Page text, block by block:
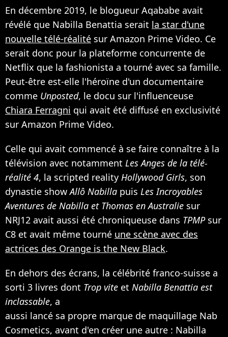
En décembre 2019, le blogueur Aqababe avait
révélé que Nabilla Benattia serait la star d'une
nouvelle télé-réalité sur Amazon Prime Video. Ce
serait donc pour la plateforme concurrente de
Netflix que la fashionista a tourné avec sa famille.
Peut-être est-elle l'héroïne d'un documentaire
comme Unposted, le docu sur l'influenceuse
Chiara Ferragni qui avait été diffusé en exclusivité
sur Amazon Prime Video.
Celle qui avait commencé à se faire connaître à la
télévision avec notamment Les Anges de la télé-
réalité 4, la scripted reality Hollywood Girls, son
dynastie showAllô Nabilla puis Les Incroyables
Aventures de Nabilla et Thomas en Australie sur
NRJ12 avait aussi été chroniqueuse dans TPMPsur
C8 et avait même tourné une scène avec des
actrices des Orange is the New Black.
En dehors des écrans, la célébrité franco-suisse a
sorti 3 livres dont Trop vite et Nabilla Benattia est
inclassable, a
aussi lancé sa propre marque de maquillage Nab
Cosmetics, avant d'en créer une autre : Nabilla